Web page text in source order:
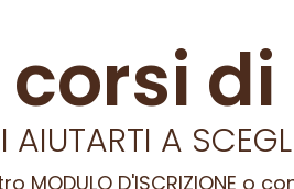
AIUTARTI A
MODULO D'ISCRIZIONE